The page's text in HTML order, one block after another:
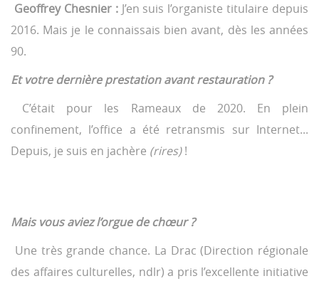
Geoffrey Chesnier : J’en suis l’organiste titulaire depuis
2016. Mais je le connaissais bien avant, dès les années
90.
Et votre dernière prestation avant restauration ?
C’était pour les Rameaux de 2020. En plein
confinement, l’office a été retransmis sur Internet...
Depuis, je suis en jachère (rires)!
Mais vous aviez l’orgue de chœur ?
Une très grande chance. La Drac (Direction régionale
des affaires culturelles, ndlr) a pris l’excellente initiative